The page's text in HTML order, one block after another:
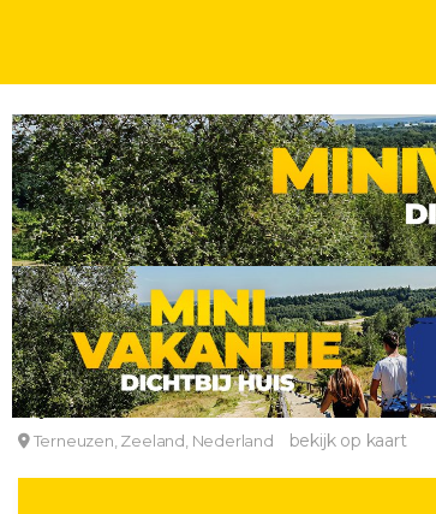
WEEKENDJE STEDEN DICHTBIJ AAN OF NABIJ DE KUST
Geniet van een verblijf in een
City hotel Terneuzen
Terneuzen, Zeeland, Nederland bekijk op kaart